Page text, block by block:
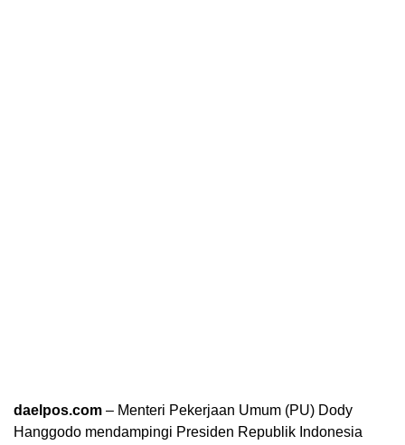
daelpos.com – Menteri Pekerjaan Umum (PU) Dody
Hanggodo mendampingi Presiden Republik Indonesia